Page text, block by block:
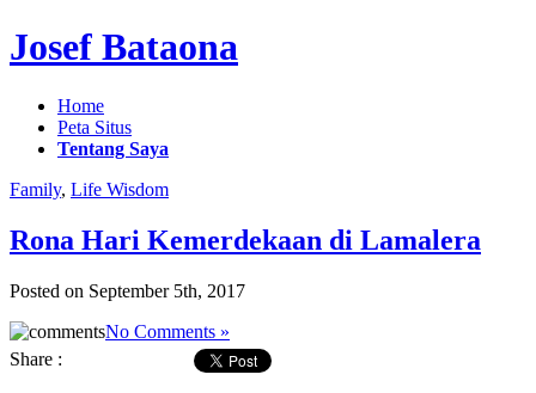
Josef Bataona
Home
Peta Situs
Tentang Saya
Family, Life Wisdom
Rona Hari Kemerdekaan di Lamalera
Posted on September 5th, 2017
No Comments »
Share :